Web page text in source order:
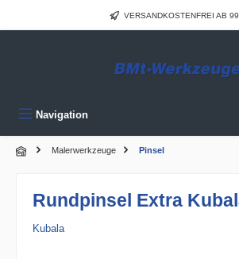
Zum Hauptinhalt springenVERSANDKOSTENFREI AB
Navigation
Malerwerkzeuge Pinsel
Rundpinsel Extra
Kubala